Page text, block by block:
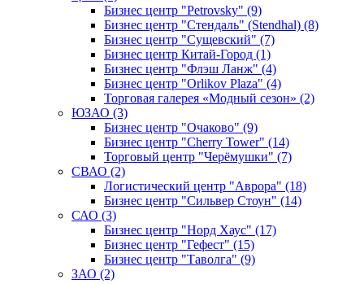
Бизнес центр "Petrovsky" (9)
Бизнес центр "Стендаль" (Stendhal) (8)
Бизнес центр "Сущевский" (7)
Бизнес центр Китай-Город (1)
Бизнес центр "Флэш Ланж" (4)
Бизнес центр "Orlikov Plaza" (4)
Торговая галерея «Модный сезон» (2)
ЮЗАО (3)
Бизнес центр "Очаково" (9)
Бизнес центр "Cherry Tower" (14)
Торговый центр "Черёмушки" (7)
СВАО (2)
Логистический центр "Аврора" (18)
Бизнес центр "Сильвер Стоун" (14)
САО (3)
Бизнес центр "Норд Хаус" (17)
Бизнес центр "Гефест" (15)
Бизнес центр "Таволга" (9)
ЗАО (2)